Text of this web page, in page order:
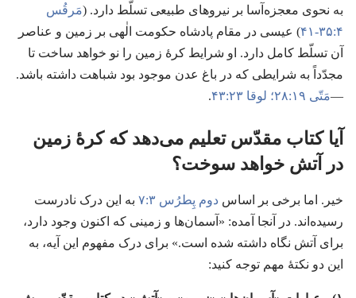
به نحوی معجزه‌آسا بر نیروهای طبیعی تسلّط دارد.‏ (‏مَرقُس
۴:‏۳۵-‏۴۱
)‏ عیسی در مقام پادشاه حکومت الٰهی بر زمین و عناصر
آن تسلّط کامل دارد.‏ او شرایط کرهٔ زمین را نو خواهد ساخت تا
مجدّداً به شرایطی که در باغ عدن موجود بود شباهت داشته باشد.‏
—‏مَتّی ۱۹:‏۲۸؛‏ لوقا ۲۳:‏۴۳ .‏
آیا کتاب مقدّس تعلیم می‌دهد که کرهٔ زمین
در آتش خواهد سوخت؟‏
خیر.‏ اما برخی بر اساس دوم پِطرُس ۳:‏۷
به این درک نادرست
رسیده‌اند.‏ در آنجا آمده:‏ «آسمان‌ها و زمینی که اکنون وجود دارد،‏
برای آتش نگاه داشته شده است.‏» برای درک مفهوم این آیه،‏ به
این دو نکتهٔ مهم توجه کنید:‏